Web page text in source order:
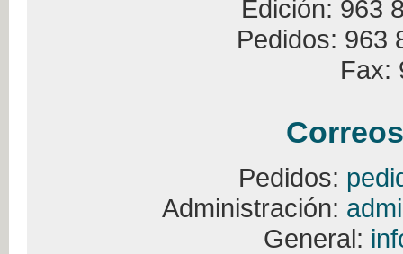
Edición: 963
Pedidos: 963
Fax:
Pedidos:
Administración:
General: